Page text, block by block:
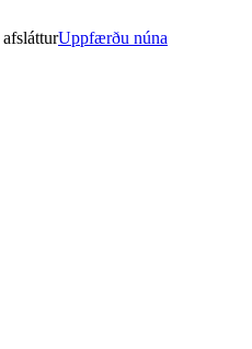
afslátturUppfærðu núna